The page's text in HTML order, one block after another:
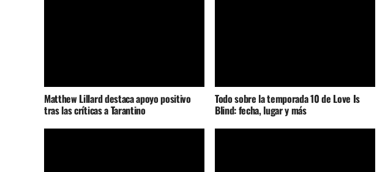
Matthew Lillard destaca apoyo positivo
tras las críticas a Tarantino
Todo sobre la temporada 10 de Love Is
Blind: fecha, lugar y más